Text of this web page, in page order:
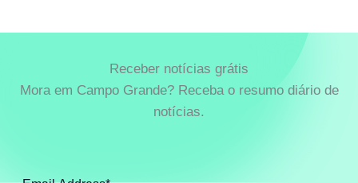
Receber notícias grátis
Mora em Campo Grande? Receba o resumo diário de
notícias.